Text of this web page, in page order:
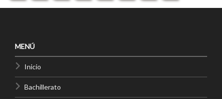
MENÚ
Inicio
Bachillerato